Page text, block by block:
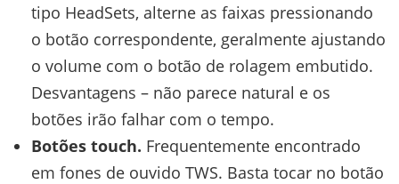
tipo HeadSets, alterne as faixas pressionando
o botão correspondente, geralmente ajustando
o volume com o botão de rolagem embutido.
Desvantagens – não parece natural e os
botões irão falhar com o tempo.
Botões touch. Frequentemente encontrado
em fones de ouvido TWS. Basta tocar no botão